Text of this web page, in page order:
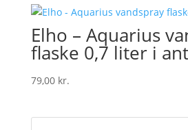
Elho – Aquarius
flaske 0,7 liter i
79,00 kr.